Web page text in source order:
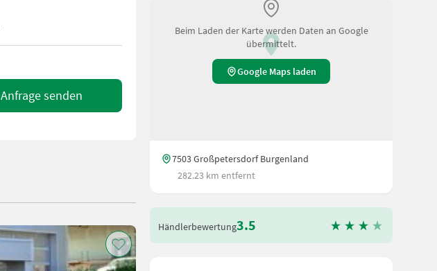
Anfrage senden
Beim Laden der Karte werden Daten an Google
übermittelt.
Google Maps laden
7503 Großpetersdorf Burgenland
282.23 km entfernt
Händlerbewertung3.5